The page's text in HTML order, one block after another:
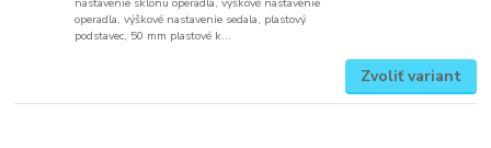
operadla, výškové nastavenie sedala, plastový
podstavec, 50 mm plastové k...
Zvoliť variant